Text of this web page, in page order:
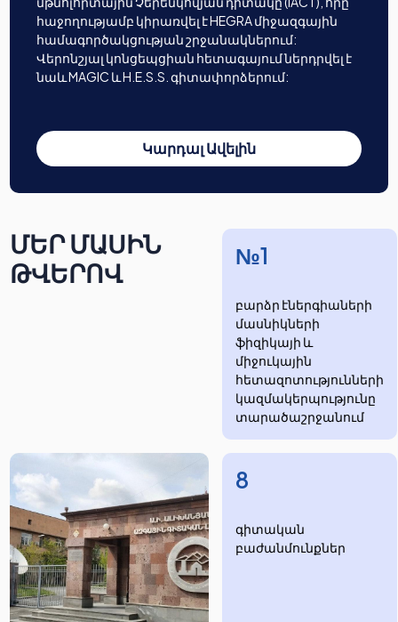
հաջողությամբ կիրառվել է HEGRA միջազգային
համագործակցության շրջանակներում:
Վերոնշյալ կոնցեպցիան հետագայում ներդրվել է
նաև MAGIC և H.E.S.S. գիտափորձերում:
Կարդալ Ավելին
ՄԵՐ ՄԱՍԻՆ
ԹՎԵՐՈՎ
№1
բարձր էներգիաների
մասնիկների
ֆիզիկայի և
միջուկային
հետազոտությունների
​​​​կազմակերպությունը
տարածաշրջանում
8
​​​գիտական
բաժանմունքներ